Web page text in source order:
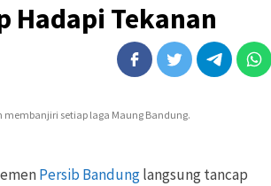
Hadapi Tekanan
membanjiri setiap laga Maung Bandung.
Persib Bandunglangsung tancap